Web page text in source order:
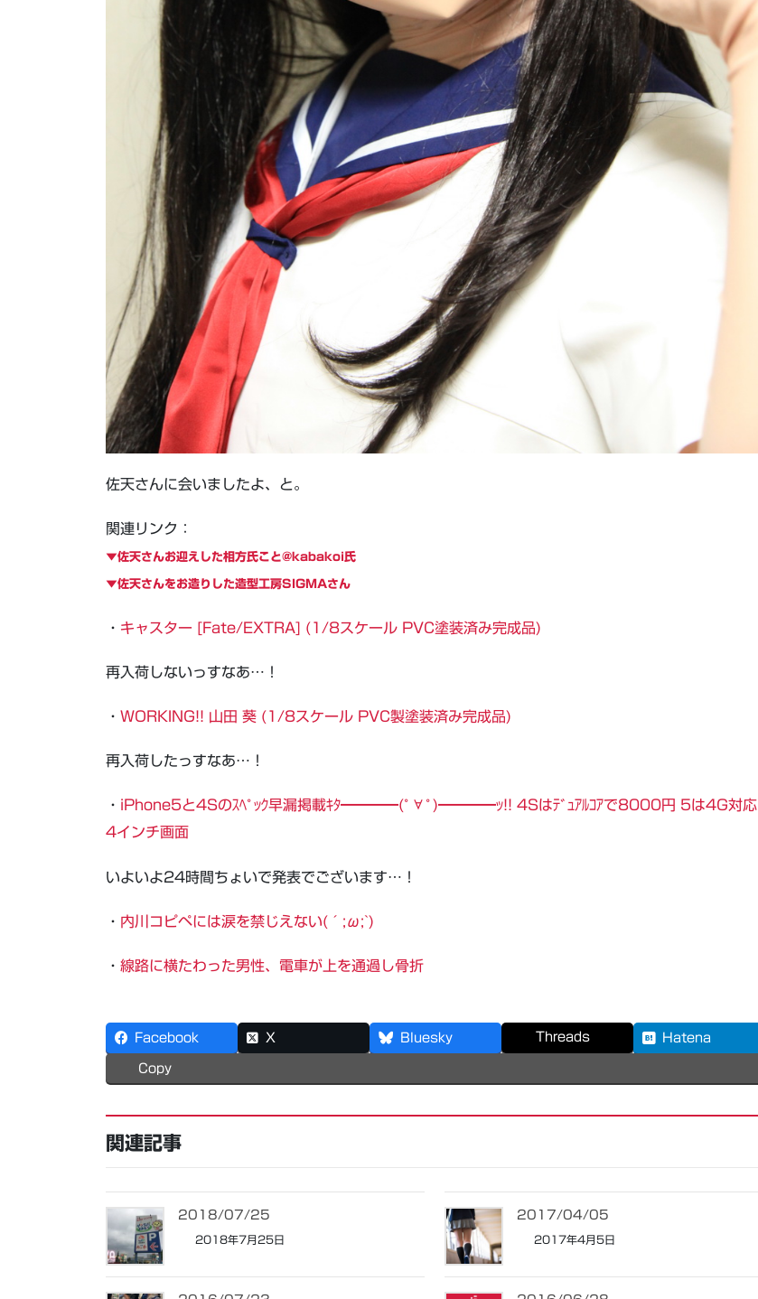
佐天さんに会いましたよ、と。
関連リンク：
▼佐天さんお迎えした相方氏こと@kabakoi氏
▼佐天さんをお造りした造型工房SIGMAさん
・ キャスター [Fate/EXTRA] (1/8スケール PVC塗装済み完成品)
再入荷しないっすなあ…！
・ WORKING!! 山田 葵 (1/8スケール PVC製塗装済み完成品)
再入荷したっすなあ…！
・ iPhone5と4Sのｽﾍﾟｯｸ早漏掲載ｷﾀ━━━━(ﾟ∀ﾟ)━━━━ｯ!! 4Sはﾃﾞｭｱﾙｺｱで8000円 5は4G対応
4インチ画面
いよいよ24時間ちょいで発表でございます…！
・ 内川コピペには涙を禁じえない(´;ω;`)
・ 線路に横たわった男性、電車が上を通過し骨折
Facebook X Bluesky Threads Hatena
Copy
関連記事
2018/07/25
2018年7月25日
2017/04/05
2017年4月5日